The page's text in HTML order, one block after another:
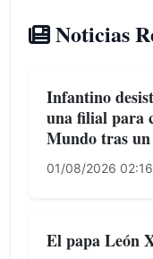
Noticias
Infantino
una filial para
Mundo tras
01/08/2026 02:16
El papa León